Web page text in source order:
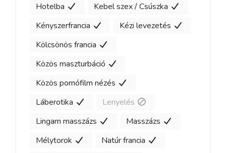
Hotelba
Kebel szex / Csúszka
Kényszerfrancia
Kézi levezetés
Kölcsönös francia
Közös maszturbáció
Közös pornófilm nézés
Láberotika
Lenyelés
Lingam masszázs
Masszázs
Mélytorok
Natúr francia